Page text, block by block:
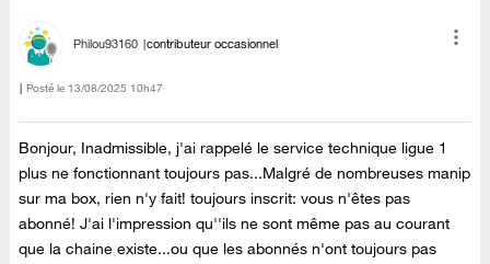
Philou93160 contributeur occasionnel
Posté le ‎13/08/2025 10h47
Bonjour, Inadmissible, j'ai rappelé le service technique ligue 1
plus ne fonctionnant toujours pas...Malgré de nombreuses manip
sur ma box, rien n'y fait! toujours inscrit: vous n'êtes pas
abonné! J'ai l'impression qu''ils ne sont même pas au courant
que la chaine existe...ou que les abonnés n'ont toujours pas